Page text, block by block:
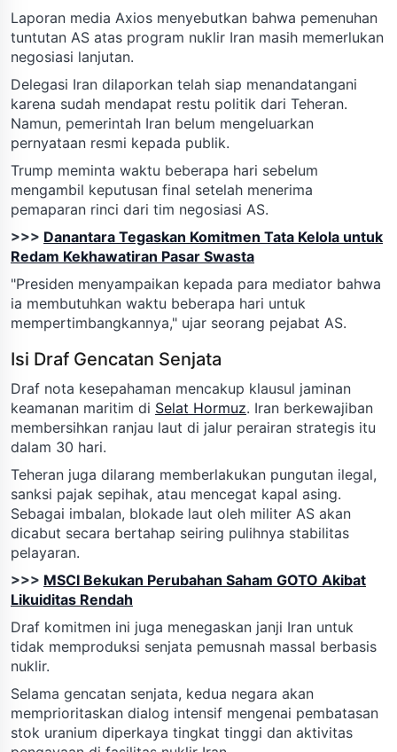
Laporan media Axios menyebutkan bahwa pemenuhan
tuntutan AS atas program nuklir Iran masih memerlukan
negosiasi lanjutan.
Delegasi Iran dilaporkan telah siap menandatangani
karena sudah mendapat restu politik dari Teheran.
Namun, pemerintah Iran belum mengeluarkan
pernyataan resmi kepada publik.
Trump meminta waktu beberapa hari sebelum
mengambil keputusan final setelah menerima
pemaparan rinci dari tim negosiasi AS.
>>> Danantara Tegaskan Komitmen Tata Kelola untuk
Redam Kekhawatiran Pasar Swasta
"Presiden menyampaikan kepada para mediator bahwa
ia membutuhkan waktu beberapa hari untuk
mempertimbangkannya," ujar seorang pejabat AS.
Isi Draf Gencatan Senjata
Draf nota kesepahaman mencakup klausul jaminan
keamanan maritim di Selat Hormuz. Iran berkewajiban
membersihkan ranjau laut di jalur perairan strategis itu
dalam 30 hari.
Teheran juga dilarang memberlakukan pungutan ilegal,
sanksi pajak sepihak, atau mencegat kapal asing.
Sebagai imbalan, blokade laut oleh militer AS akan
dicabut secara bertahap seiring pulihnya stabilitas
pelayaran.
>>> MSCI Bekukan Perubahan Saham GOTO Akibat
Likuiditas Rendah
Draf komitmen ini juga menegaskan janji Iran untuk
tidak memproduksi senjata pemusnah massal berbasis
nuklir.
Selama gencatan senjata, kedua negara akan
memprioritaskan dialog intensif mengenai pembatasan
stok uranium diperkaya tingkat tinggi dan aktivitas